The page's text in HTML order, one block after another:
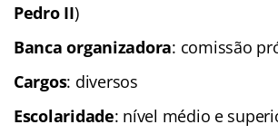
Pedro II)
Banca organizadora: comissão
Cargos: diversos
Escolaridade: nível médio e